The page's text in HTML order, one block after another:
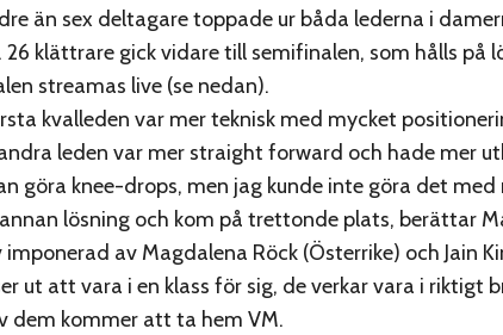
än sex deltagare toppade ur båda lederna i
26 klättrare gick vidare till semifinalen, som hålls på
streamas live (se nedan).
kvalleden var mer teknisk med mycket
leden var mer straight forward och hade mer
göra knee-drops, men jag kunde inte göra det
lösning och kom på trettonde plats, berättar
imponerad av Magdalena Röck (Österrike) och Jain
ut att vara i en klass för sig, de verkar vara i riktigt
dem kommer att ta hem VM.